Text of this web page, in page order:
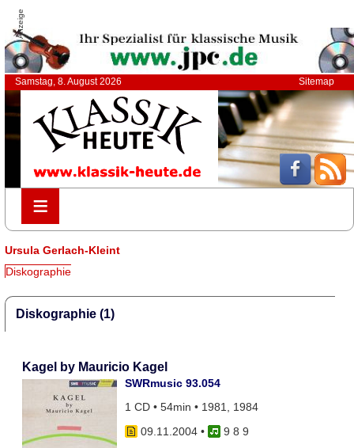
Anzeige
Samstag, 8. August 2026 Sitemap
≡
≡
Ursula Gerlach-Kleint
Diskographie
Diskographie (1)
Kagel by Mauricio Kagel
SWRmusic 93.054
1 CD • 54min • 1981, 1984
09.11.2004•
9 8 9